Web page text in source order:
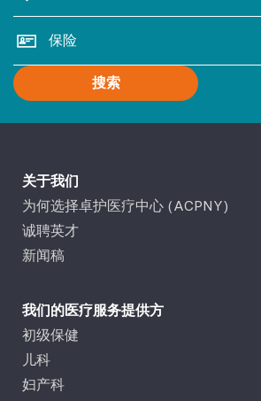
搜索
关于我们
为何选择卓护医疗中心 (ACPNY)
诚聘英才
新闻稿
我们的医疗服务提供方
初级保健
儿科
妇产科